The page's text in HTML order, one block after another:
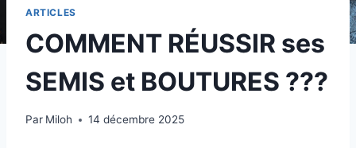
ARTICLES
COMMENT RÉUSSIR ses
SEMIS et BOUTURES ???
Par Miloh 14 décembre 2025